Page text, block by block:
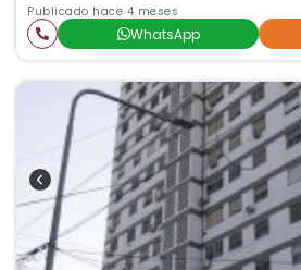
Publicado hace 4 meses
WhatsApp